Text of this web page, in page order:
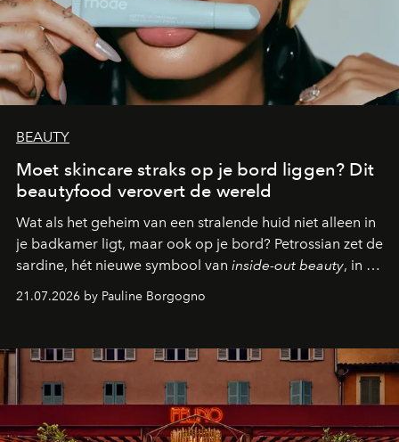
BEAUTY
Moet skincare straks op je bord liggen? Dit
beautyfood verovert de wereld
Wat als het geheim van een stralende huid niet alleen in
je badkamer ligt, maar ook op je bord? Petrossian zet de
sardine, hét nieuwe symbool van inside-out beauty, in de
21.07.2026 by Pauline Borgogno